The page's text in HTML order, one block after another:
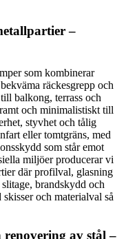
–
som kombinerar
räckesgrepp och
balkong, terrass och
och minimalistiskt till
styvhet och tålig
eller tomtgräns, med
som står emot
miljöer producerar vi
där profilval, glasning
brandskydd och
och materialval så
renovering av stål –